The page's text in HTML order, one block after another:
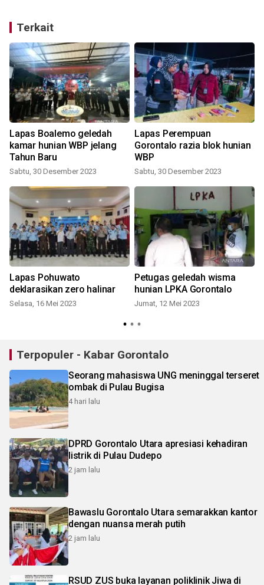
Terkait
Lapas Boalemo geledah
kamar hunian WBP jelang
Tahun Baru
Sabtu, 30 Desember 2023
Lapas Perempuan
Gorontalo razia blok hunian
WBP
Sabtu, 30 Desember 2023
Lapas Pohuwato
deklarasikan zero halinar
Selasa, 16 Mei 2023
Petugas geledah wisma
hunian LPKA Gorontalo
Jumat, 12 Mei 2023
Terpopuler - Kabar Gorontalo
Seorang mahasiswa UNG meninggal terseret
ombak di Pulau Bugisa
4 hari lalu
DPRD Gorontalo Utara apresiasi kehadiran
listrik di Pulau Dudepo
2 jam lalu
Bawaslu Gorontalo Utara semarakkan kantor
dengan nuansa merah putih
2 jam lalu
RSUD ZUS buka layanan poliklinik Jiwa di